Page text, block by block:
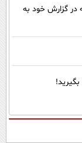
گزارش خود به